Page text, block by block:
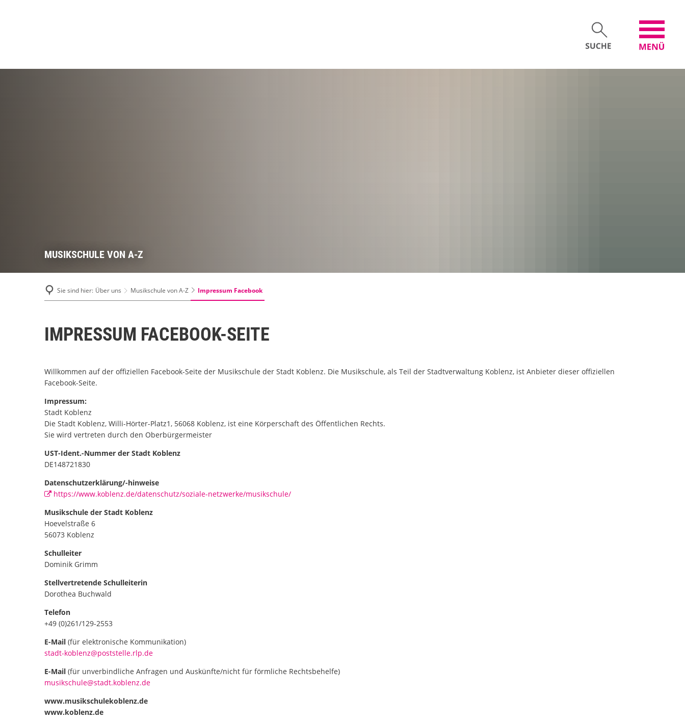
MUSIKSCHULE VON A-Z
Sie sind hier: Über uns Musikschule von A-Z Impressum Facebook
IMPRESSUM FACEBOOK-SEITE
Willkommen auf der offiziellen Facebook-Seite der Musikschule der Stadt Koblenz. Die Musikschule, als Teil der Stadtverwaltung Koblenz, ist Anbieter dieser offiziellen
Facebook-Seite.
Impressum:
Stadt Koblenz
Die Stadt Koblenz, Willi-Hörter-Platz1, 56068 Koblenz, ist eine Körperschaft des Öffentlichen Rechts.
Sie wird vertreten durch den Oberbürgermeister
UST-Ident.-Nummer der Stadt Koblenz
DE148721830
Datenschutzerklärung/-hinweise
https://www.koblenz.de/datenschutz/soziale-netzwerke/musikschule/
Musikschule der Stadt Koblenz
Hoevelstraße 6
56073 Koblenz
Schulleiter
Dominik Grimm
Stellvertretende Schulleiterin
Dorothea Buchwald
Telefon
+49 (0)261/129-2553
E-Mail (für elektronische Kommunikation)
stadt-koblenz@poststelle.rlp.de
E-Mail (für unverbindliche Anfragen und Auskünfte/nicht für förmliche Rechtsbehelfe)
musikschule@stadt.koblenz.de
www.musikschulekoblenz.de
www.koblenz.de